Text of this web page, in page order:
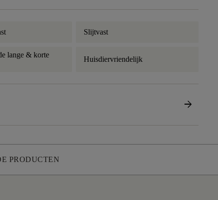
Slijtvast
lange & korte
Huisdiervriendelijk
arrow_forward
PRODUCTEN